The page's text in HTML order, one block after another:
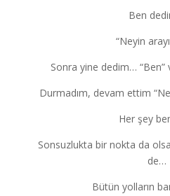
Ben
“Neyin
Sonra yine dedim… “Ben”
Durmadım, devam ettim
Her şey
Sonsuzlukta bir nokta da
de…
Bütün yolların